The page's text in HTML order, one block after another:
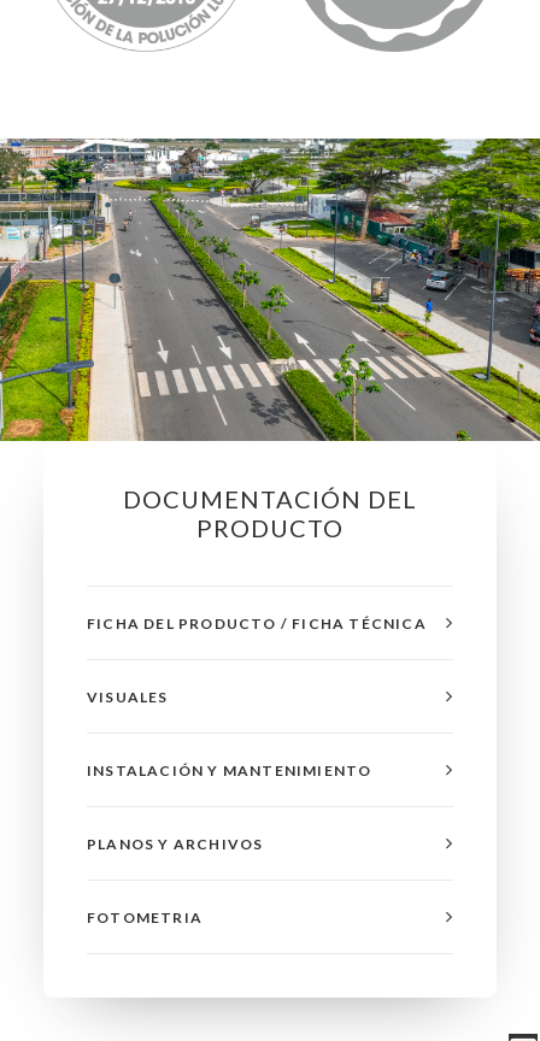
DOCUMENTACIÓN DEL
PRODUCTO
FICHA DEL PRODUCTO / FICHA TÉCNICA
VISUALES
INSTALACIÓN Y MANTENIMIENTO
PLANOS Y ARCHIVOS
FOTOMETRIA